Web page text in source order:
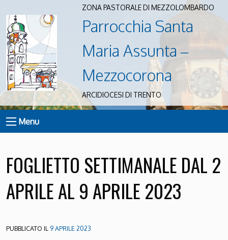
ZONA PASTORALE DI MEZZOLOMBARDO
Parrocchia Santa
Maria Assunta –
Mezzocorona
ARCIDIOCESI DI TRENTO
Menu
FOGLIETTO SETTIMANALE DAL 2
APRILE AL 9 APRILE 2023
PUBBLICATO IL 9 APRILE 2023